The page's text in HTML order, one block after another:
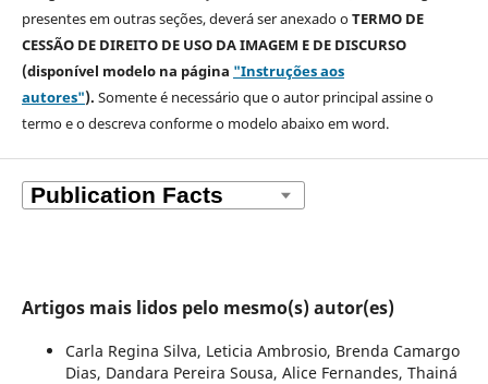
presentes em outras seções, deverá ser anexado oTERMO DE
CESSÃO DE DIREITO DE USO DA IMAGEM E DE DISCURSO
(disponível modelo na página "Instruções aos
autores"). Somente é necessário que o autor principal assine o
termo e o descrevaconforme o modelo abaixo em word.
Artigos mais lidos pelo mesmo(s) autor(es)
Carla Regina Silva, Leticia Ambrosio, Brenda Camargo
Dias, Dandara Pereira Sousa, Alice Fernandes, Thainá